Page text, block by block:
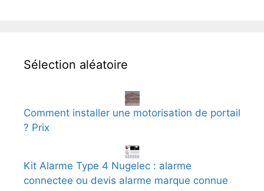
Sélection aléatoire
Comment installer une motorisation de portail
? Prix
Kit Alarme Type 4 Nugelec : alarme
connectee ou devis alarme marque connue